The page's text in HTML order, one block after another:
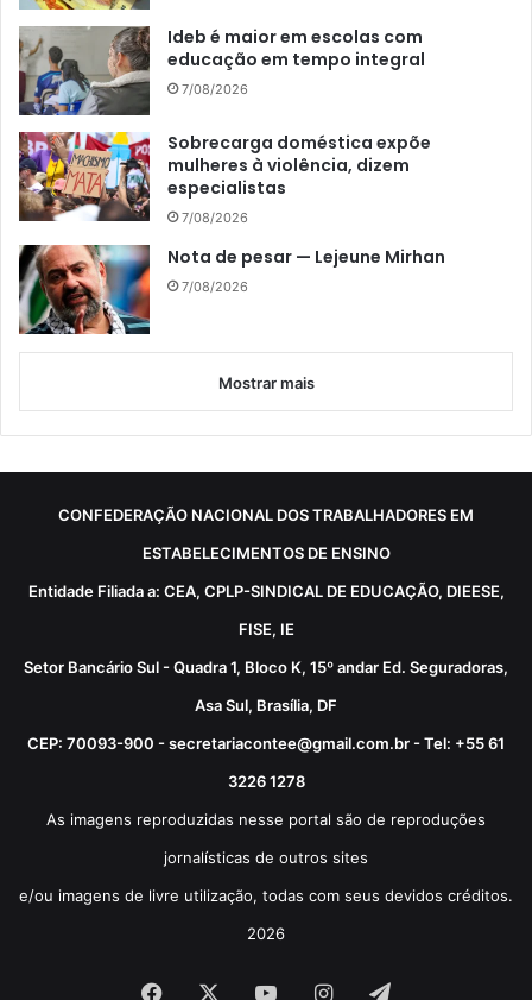
Ideb é maior em escolas com
educação em tempo integral
7/08/2026
Sobrecarga doméstica expõe
mulheres à violência, dizem
especialistas
7/08/2026
Nota de pesar — Lejeune Mirhan
7/08/2026
Mostrar mais
CONFEDERAÇÃO NACIONAL DOS TRABALHADORES EM
ESTABELECIMENTOS DE ENSINO
Entidade Filiada a: CEA, CPLP-SINDICAL DE EDUCAÇÃO, DIEESE,
FISE, IE
Setor Bancário Sul - Quadra 1, Bloco K, 15º andar Ed. Seguradoras,
Asa Sul, Brasília, DF
CEP: 70093-900 - secretariacontee@gmail.com.br - Tel: +55 61
3226 1278
As imagens reproduzidas nesse portal são de reproduções
jornalísticas de outros sites
e/ou imagens de livre utilização, todas com seus devidos créditos.
2026
Facebook YouTubeInstagram